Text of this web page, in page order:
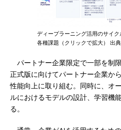
ディープラーニング活用のサイ
各種課題（クリックで拡大） 出
パートナー企業限定で一部を制
正式版に向けてパートナー企業か
性能向上に取り組む。同時に、オ
ルにおけるモデルの設計、学習機
る。